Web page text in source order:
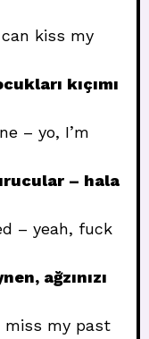
kiss my
kıçımı
– yo, I’m
– hala
– yeah, fuck
ağzınızı
miss my past